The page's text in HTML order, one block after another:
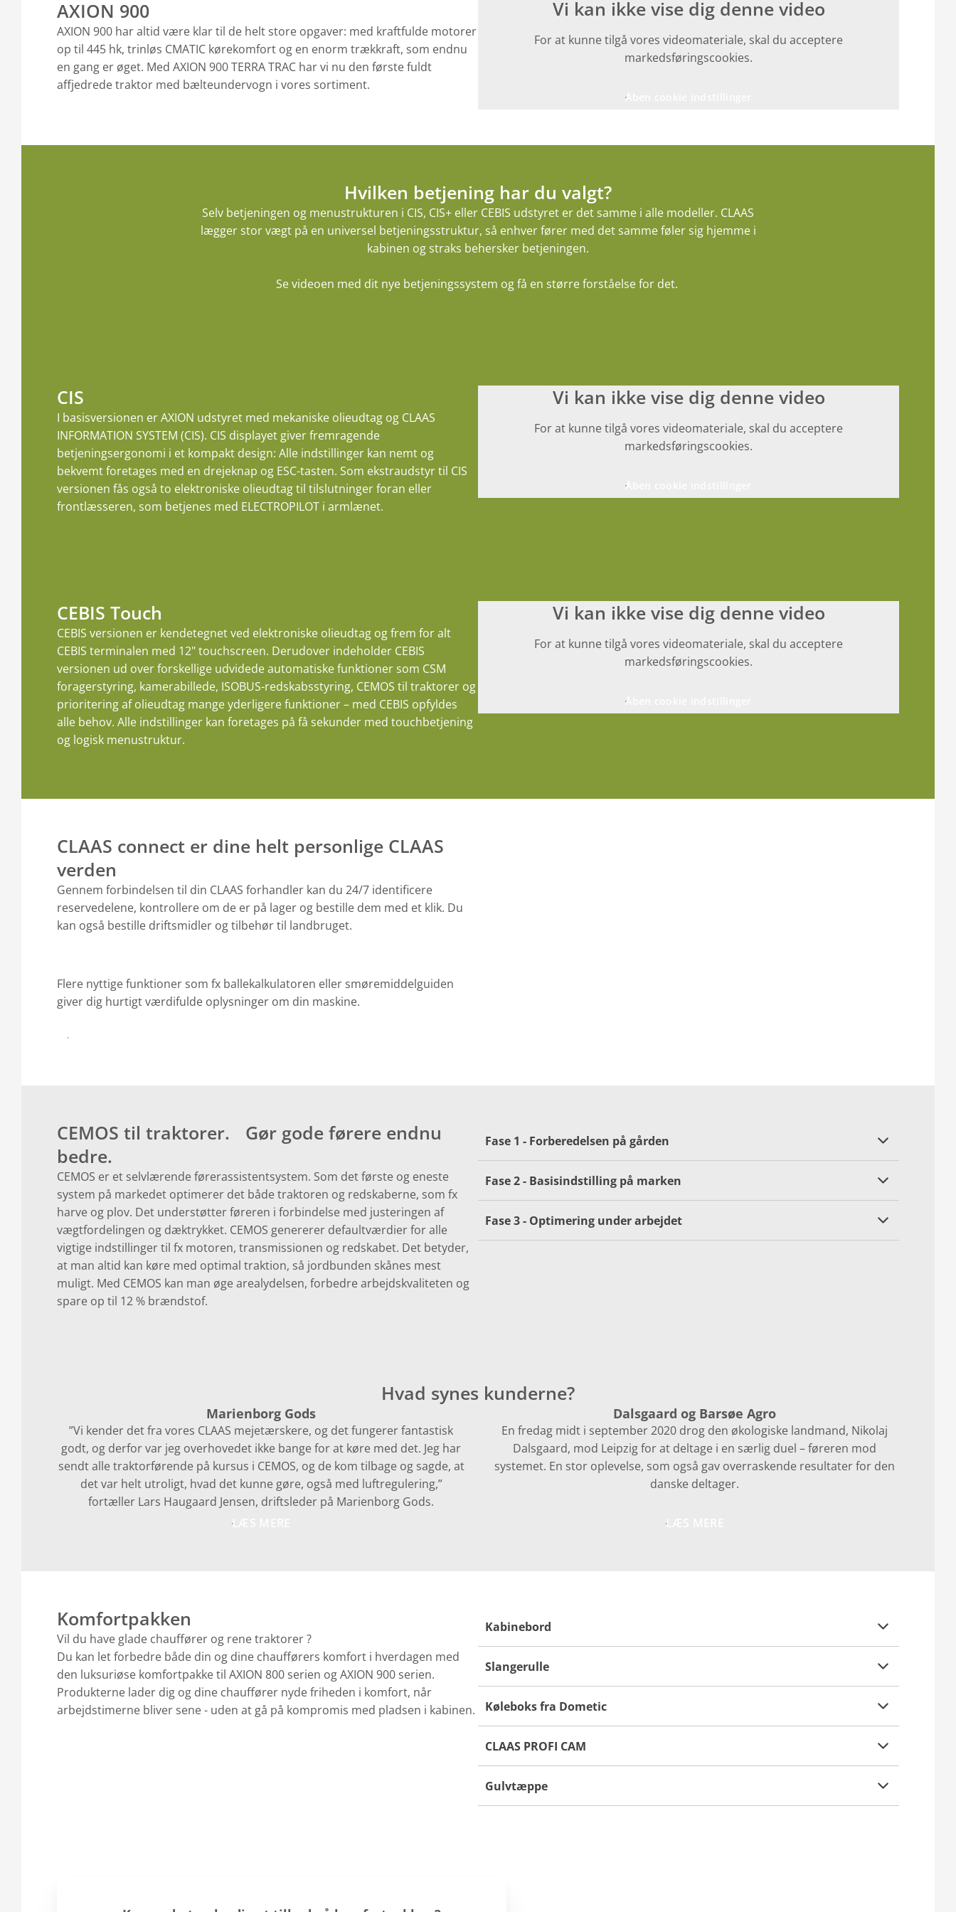
AXION 900
AXION 900 har altid være klar til de helt store opgaver: med kraftfulde motorer
op til 445 hk, trinløs CMATIC kørekomfort og en enorm trækkraft, som endnu
en gang er øget. Med AXION 900 TERRA TRAC har vi nu den første fuldt
affjedrede traktor med bælteundervogn i vores sortiment.
Vi kan ikke vise dig denne video
For at kunne tilgå vores videomateriale, skal du acceptere
markedsføringscookies.
Åben cookie indstillinger
Hvilken betjening har du valgt?
Selv betjeningen og menustrukturen i CIS, CIS+ eller CEBIS udstyret er det samme i alle modeller. CLAAS
lægger stor vægt på en universel betjeningsstruktur, så enhver fører med det samme føler sig hjemme i
kabinen og straks behersker betjeningen.
Se videoen med dit nye betjeningssystem og få en større forståelse for det.
CIS
I basisversionen er AXION udstyret med mekaniske olieudtag og CLAAS
INFORMATION SYSTEM (CIS). CIS displayet giver fremragende
betjeningsergonomi i et kompakt design: Alle indstillinger kan nemt og
bekvemt foretages med en drejeknap og ESC-tasten. Som ekstraudstyr til CIS
versionen fås også to elektroniske olieudtag til tilslutninger foran eller
frontlæsseren, som betjenes med ELECTROPILOT i armlænet.
Vi kan ikke vise dig denne video
For at kunne tilgå vores videomateriale, skal du acceptere
markedsføringscookies.
Åben cookie indstillinger
CEBIS Touch
CEBIS versionen er kendetegnet ved elektroniske olieudtag og frem for alt
CEBIS terminalen med 12" touchscreen. Derudover indeholder CEBIS
versionen ud over forskellige udvidede automatiske funktioner som CSM
foragerstyring, kamerabillede, ISOBUS-redskabsstyring, CEMOS til traktorer og
prioritering af olieudtag mange yderligere funktioner – med CEBIS opfyldes
alle behov. Alle indstillinger kan foretages på få sekunder med touchbetjening
og logisk menustruktur.
Vi kan ikke vise dig denne video
For at kunne tilgå vores videomateriale, skal du acceptere
markedsføringscookies.
Åben cookie indstillinger
CLAAS connect er dine helt personlige CLAAS
verden
Gennem forbindelsen til din CLAAS forhandler kan du 24/7 identificere
reservedelene, kontrollere om de er på lager og bestille dem med et klik. Du
kan også bestille driftsmidler og tilbehør til landbruget.
Flere nyttige funktioner som fx ballekalkulatoren eller smøremiddelguiden
giver dig hurtigt værdifulde oplysninger om din maskine.
REGISTRER HER
CEMOS til traktorer. Gør gode førere endnu
bedre.
CEMOS er et selvlærende førerassistentsystem. Som det første og eneste
system på markedet optimerer det både traktoren og redskaberne, som fx
harve og plov. Det understøtter føreren i forbindelse med justeringen af
vægtfordelingen og dæktrykket. CEMOS genererer defaultværdier for alle
vigtige indstillinger til fx motoren, transmissionen og redskabet. Det betyder,
at man altid kan køre med optimal traktion, så jordbunden skånes mest
muligt. Med CEMOS kan man øge arealydelsen, forbedre arbejdskvaliteten og
spare op til 12 % brændstof.
Fase 1 - Forberedelsen på gården
Fase 2 - Basisindstilling på marken
Fase 3 - Optimering under arbejdet
Hvad synes kunderne?
Marienborg Gods
”Vi kender det fra vores CLAAS mejetærskere, og det fungerer fantastisk
godt, og derfor var jeg overhovedet ikke bange for at køre med det. Jeg har
sendt alle traktorførende på kursus i CEMOS, og de kom tilbage og sagde, at
det var helt utroligt, hvad det kunne gøre, også med luftregulering,”
fortæller Lars Haugaard Jensen, driftsleder på Marienborg Gods.
LÆS MERE
Dalsgaard og Barsøe Agro
En fredag midt i september 2020 drog den økologiske landmand, Nikolaj
Dalsgaard, mod Leipzig for at deltage i en særlig duel – føreren mod
systemet. En stor oplevelse, som også gav overraskende resultater for den
danske deltager.
LÆS MERE
Komfortpakken
Vil du have glade chauffører og rene traktorer ?
Du kan let forbedre både din og dine chaufførers komfort i hverdagen med
den luksuriøse komfortpakke til AXION 800 serien og AXION 900 serien.
Produkterne lader dig og dine chauffører nyde friheden i komfort, når
arbejdstimerne bliver sene - uden at gå på kompromis med pladsen i kabinen.
Kabinebord
Slangerulle
Køleboks fra Dometic
CLAAS PROFI CAM
Gulvtæppe